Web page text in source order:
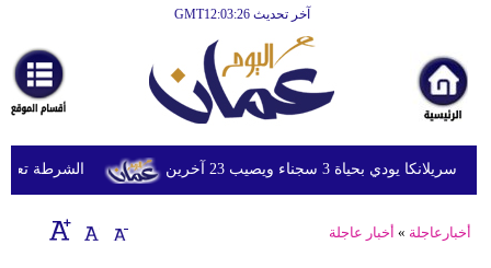
آخر تحديث GMT12:03:26
أخبارعاجلة
رياضة
ثقافة
إقتصاد
الشرطة تعتقل بحياة 3 سجناء ويصيب 23 آخرين
أخبارعاجلة » أخبار عاجلة